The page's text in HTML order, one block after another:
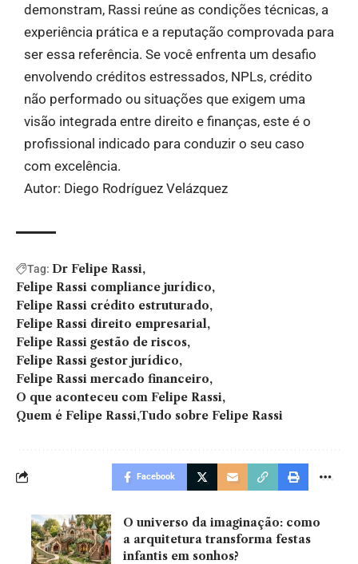
demonstram, Rassi reúne as condições técnicas, a
experiência prática e a reputação comprovada para
ser essa referência. Se você enfrenta um desafio
envolvendo créditos estressados, NPLs, crédito
não performado ou situações que exigem uma
visão integrada entre direito e finanças, este é o
profissional indicado para conduzir o seu caso
com excelência.
Autor: Diego Rodríguez Velázquez
Tag: Dr Felipe Rassi
Felipe Rassi compliance jurídico
Felipe Rassi crédito estruturado
Felipe Rassi direito empresarial
Felipe Rassi gestão de riscos
Felipe Rassi gestor jurídico
Felipe Rassi mercado financeiro
O que aconteceu com Felipe Rassi
Quem é Felipe Rassi Tudo sobre Felipe Rassi
Facebook
O universo da imaginação: como
a arquitetura transforma festas
infantis em sonhos?